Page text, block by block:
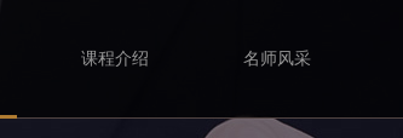
课程介绍 名师风采